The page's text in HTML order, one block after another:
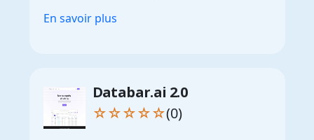
En savoir plus
Databar.ai 2.0
☆☆☆☆☆(0)